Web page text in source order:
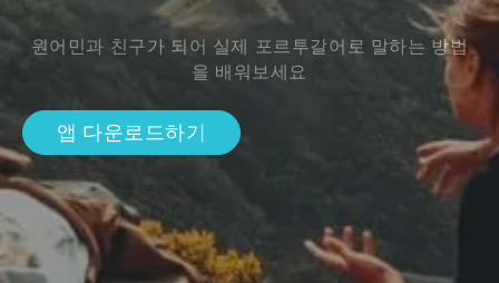
원어민과 친구가 되어 실제 포르투갈어로 말하는 방법
을 배워보세요
앱 다운로드하기